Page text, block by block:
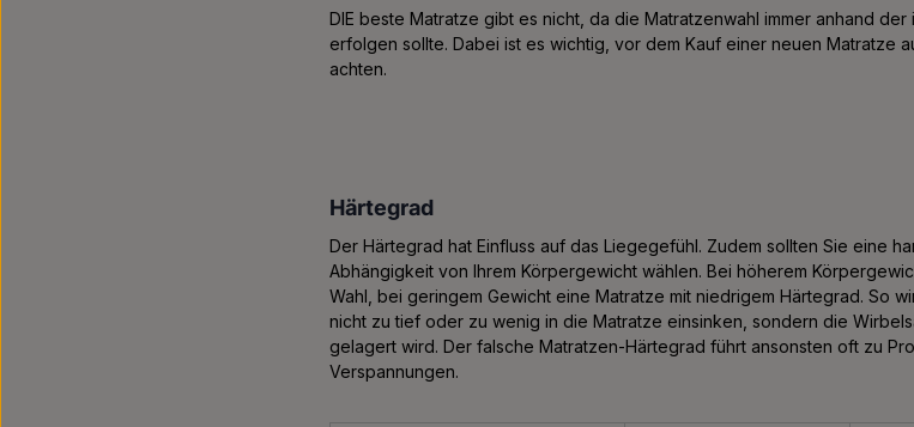
DIE beste Matratze gibt es nicht, da die Matratzenwahl immer anhand
erfolgen sollte. Dabei ist es wichtig, vor dem Kauf einer neuen Matratze
achten.
Härtegrad
Der Härtegrad hat Einfluss auf das Liegegefühl. Zudem sollten Sie eine
Abhängigkeit von Ihrem Körpergewicht wählen. Bei höherem
Wahl, bei geringem Gewicht eine Matratze mit niedrigem Härtegrad. So
nicht zu tief oder zu wenig in die Matratze einsinken, sondern die
gelagert wird. Der falsche Matratzen-Härtegrad führt ansonsten oft zu
Verspannungen.